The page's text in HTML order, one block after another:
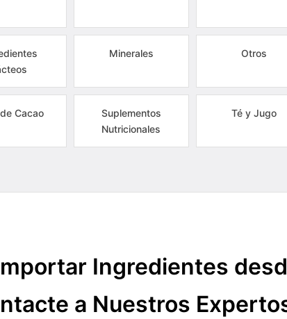
Minerales Otros
Cacao
Suplementos
Nutricionales
Té y Jugo
Ingredientes
a Nuestros